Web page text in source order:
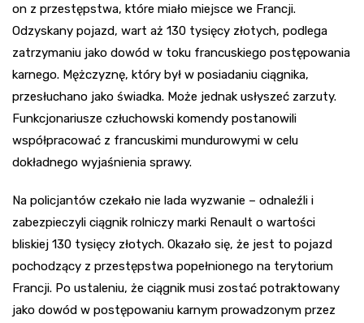
on z przestępstwa, które miało miejsce we Francji.
Odzyskany pojazd, wart aż 130 tysięcy złotych, podlega
zatrzymaniu jako dowód w toku francuskiego postępowania
karnego. Mężczyznę, który był w posiadaniu ciągnika,
przesłuchano jako świadka. Może jednak usłyszeć zarzuty.
Funkcjonariusze człuchowski komendy postanowili
współpracować z francuskimi mundurowymi w celu
dokładnego wyjaśnienia sprawy.
Na policjantów czekało nie lada wyzwanie – odnaleźli i
zabezpieczyli ciągnik rolniczy marki Renault o wartości
bliskiej 130 tysięcy złotych. Okazało się, że jest to pojazd
pochodzący z przestępstwa popełnionego na terytorium
Francji. Po ustaleniu, że ciągnik musi zostać potraktowany
jako dowód w postępowaniu karnym prowadzonym przez